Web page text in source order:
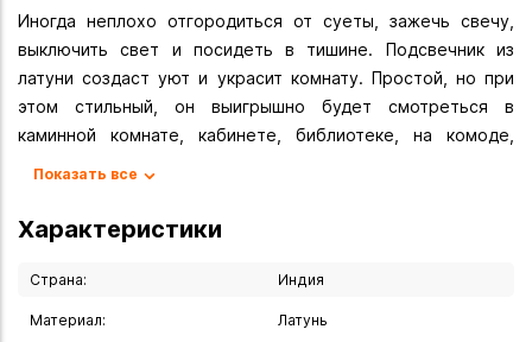
Иногда неплохо отгородиться от суеты, зажечь свечу,
выключить свет и посидеть в тишине. Подсвечник из
латуни создаст уют и украсит комнату. Простой, но при
этом стильный, он выигрышно будет смотреться в
каминной комнате, кабинете, библиотеке, на комоде,
романтичную атмосферу Этот изысканный аксессуар
добавит нотку элегантности в любой интерьер
Создавайте незабываемые моменты для себя и своих
Показать все
Характеристики
Страна: Индия
Материал: Латунь